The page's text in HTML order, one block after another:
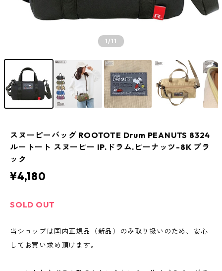
1/11
スヌーピーバッグ ROOTOTE Drum PEANUTS 8324
ルートート スヌーピー IP.ドラム.ピーナッツ-8K ブラ
ック
¥4,180
SOLD OUT
当ショップは国内正規品（新品）のみ取り扱いのため、安心
してお買い求め頂けます。